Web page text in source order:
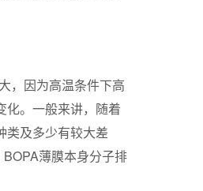
，因为高温条件下高
化。一般来讲，随着
类及多少有较大差
薄膜本身分子排